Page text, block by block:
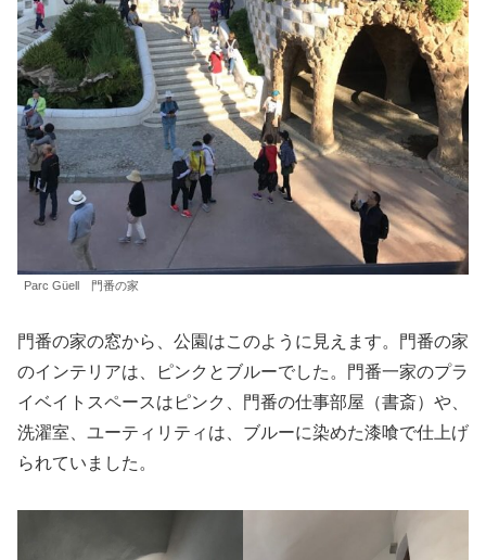
Parc Güell 門番の家
門番の家の窓から、公園はこのように見えます。門番の家
のインテリアは、ピンクとブルーでした。門番一家のプラ
イベイトスペースはピンク、門番の仕事部屋（書斎）や、
洗濯室、ユーティリティは、ブルーに染めた漆喰で仕上げ
られていました。